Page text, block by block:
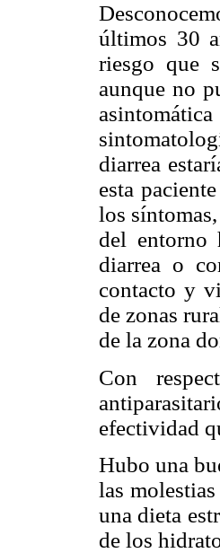
últimos 30
riesgo que
aunque no
diarrea
esta
los
del entorno
diarrea o
contacto y
de zonas
de la zona
Con
efectividad
Hubo una
las
una dieta
de los